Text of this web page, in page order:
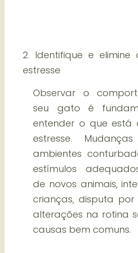
2. Identifique e
estresse
Observar o
seu gato é
entender o que está
estresse.
ambientes
estímulos
de novos animais,
crianças, disputa por
alterações na rotina
causas bem comuns.